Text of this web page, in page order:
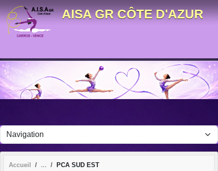
AISA GR CÔTE D'AZUR
Accueil PCA SUD EST
Panneau de gestion des cookies